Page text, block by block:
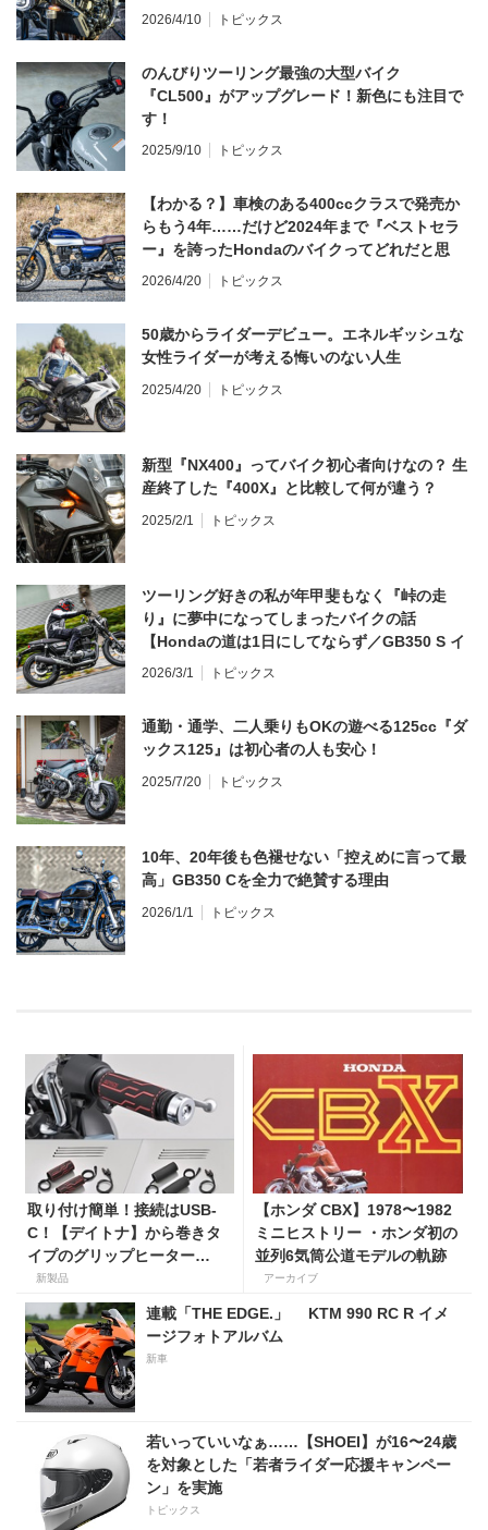
てならず／CB1000F ①第一印象 編】
2026/4/10 トピックス
のんびりツーリング最強の大型バイク
『CL500』がアップグレード！新色にも注目で
す！
2025/9/10 トピックス
【わかる？】車検のある400ccクラスで発売か
らもう4年……だけど2024年まで『ベストセラ
ー』を誇ったHondaのバイクってどれだと思
う？
2026/4/20 トピックス
50歳からライダーデビュー。エネルギッシュな
女性ライダーが考える悔いのない人生
2025/4/20 トピックス
新型『NX400』ってバイク初心者向けなの？ 生
産終了した『400X』と比較して何が違う？
2025/2/1 トピックス
ツーリング好きの私が年甲斐もなく『峠の走
り』に夢中になってしまったバイクの話
【Hondaの道は1日にしてならず／GB350 S イ
ンプレ・レビュー 前編】
2026/3/1 トピックス
通勤・通学、二人乗りもOKの遊べる125cc『ダ
ックス125』は初心者の人も安心！
2025/7/20 トピックス
10年、20年後も色褪せない「控えめに言って最
高」GB350 Cを全力で絶賛する理由
2026/1/1 トピックス
取り付け簡単！接続はUSB-
C！【デイトナ】から巻きタ
イプのグリップヒーター
「HOT GRIP WRAP HEAT」
が登場
新製品
【ホンダ CBX】1978〜1982
ミニヒストリー ・ホンダ初の
並列6気筒公道モデルの軌跡
アーカイブ
連載「THE EDGE.」 KTM 990 RC R イメ
ージフォトアルバム
新車
若いっていいなぁ……【SHOEI】が16〜24歳
を対象とした「若者ライダー応援キャンペー
ン」を実施
トピックス